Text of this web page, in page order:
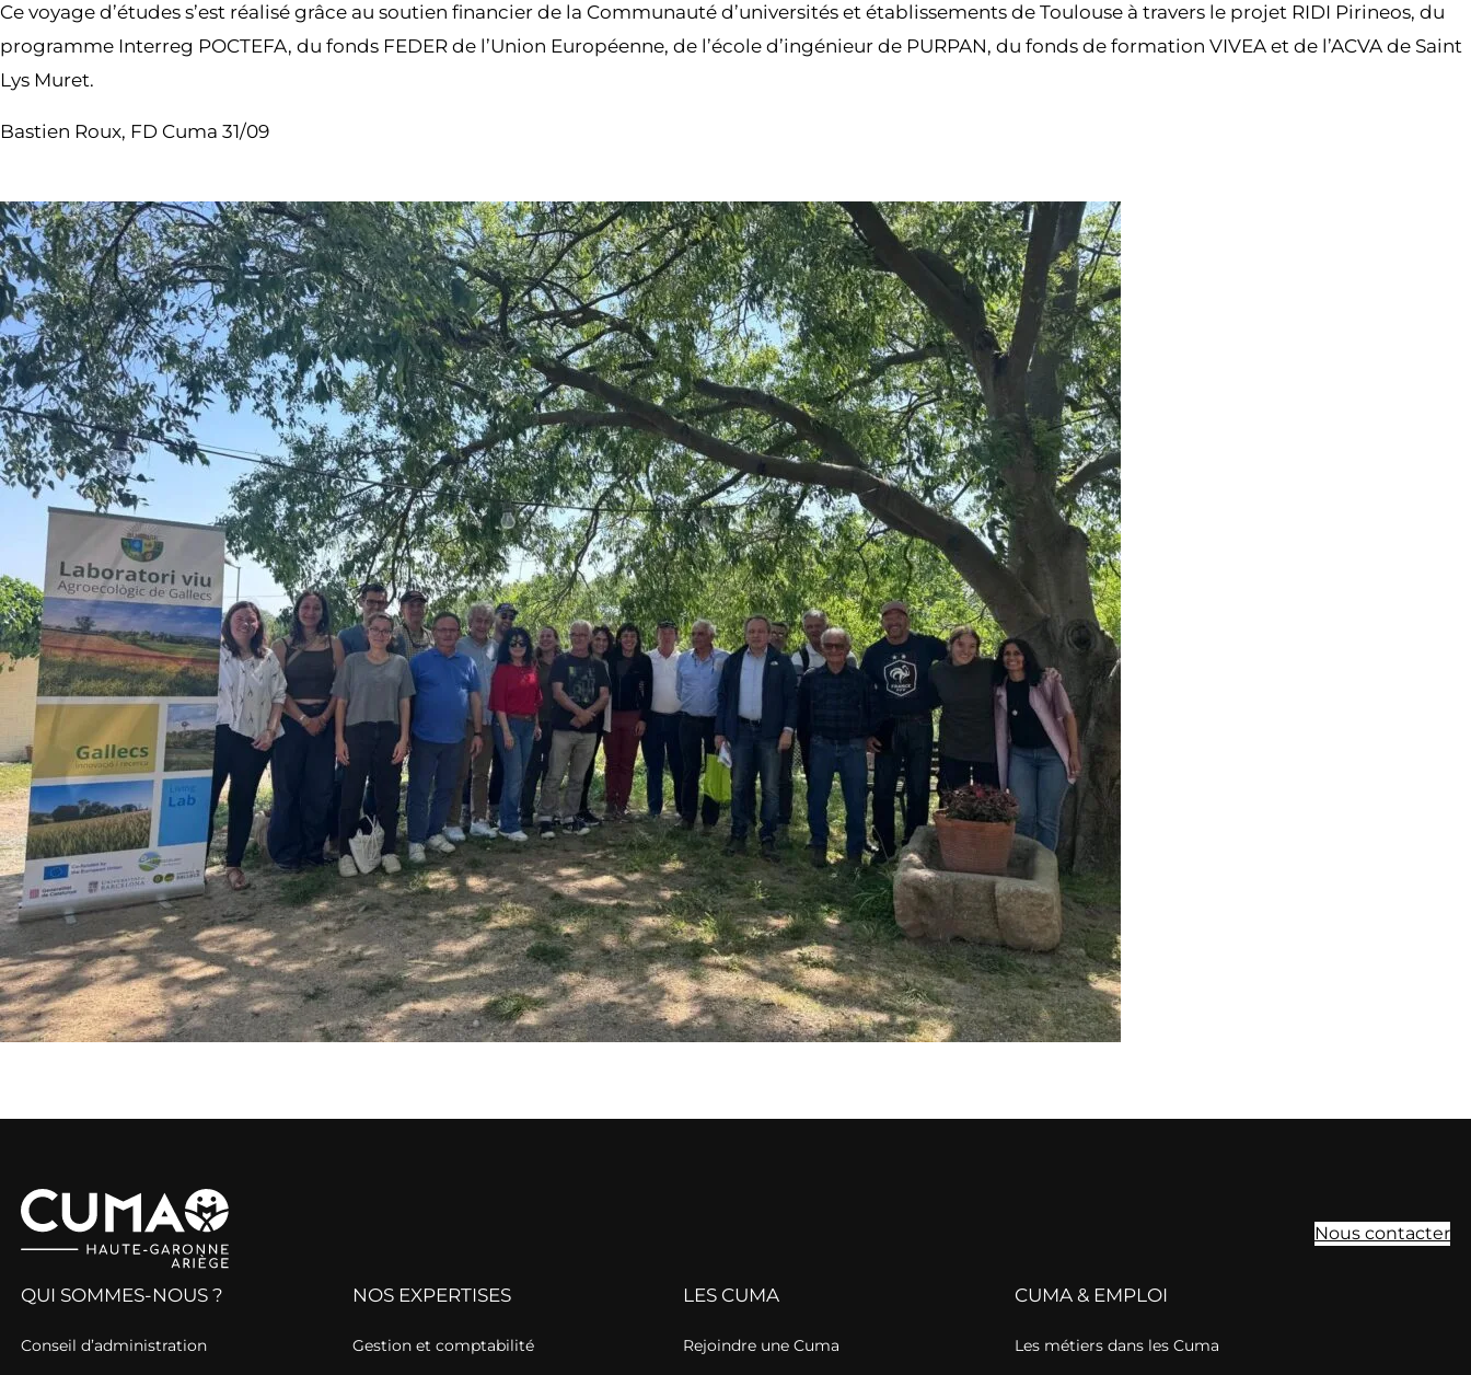
Ce voyage d’études s’est réalisé grâce au soutien financier de la Communauté d’universités et établissements de Toulouse à travers le projet RIDI Pirineos, du
programme Interreg POCTEFA, du fonds FEDER de l’Union Européenne, de l’école d’ingénieur de PURPAN, du fonds de formation VIVEA et de l’ACVA de Saint
Lys Muret.
Bastien Roux, FD Cuma 31/09
Nous contacter
QUI SOMMES-NOUS ?
Conseil d’administration
NOS EXPERTISES
Gestion et comptabilité
LES CUMA
Rejoindre une Cuma
CUMA & EMPLOI
Les métiers dans les Cuma